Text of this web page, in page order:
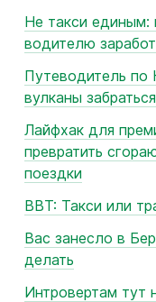
Не такси единым:
водителю
Путеводитель по
вулканы
Лайфхак для
превратить
поездки
BBT: Такси или
Вас занесло в
делать
Интровертам тут